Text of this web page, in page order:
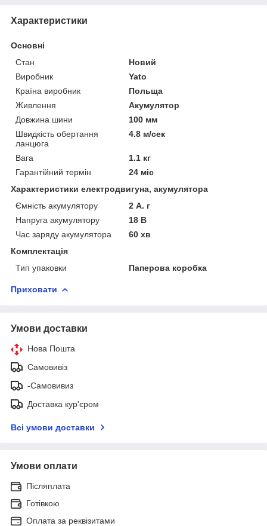
Характеристики
Основні
Стан
Новий
Виробник
Yato
Країна виробник
Польща
Живлення
Акумулятор
Довжина шини
100 мм
Швидкість обертання
ланцюга
4.8 м/сек
Вага
1.1 кг
Гарантійний термін
24 міс
Характеристики електродвигуна, акумулятора
Ємність акумулятору
2 А. г
Напруга акумулятору
18 В
Час заряду акумулятора
60 хв
Комплектація
Тип упаковки
Паперова коробка
Приховати
Умови доставки
Нова Пошта
Самовивіз
-Самовивиз
Доставка кур'єром
Всі умови доставки
Умови оплати
Післяплата
Готівкою
Оплата за реквізитами